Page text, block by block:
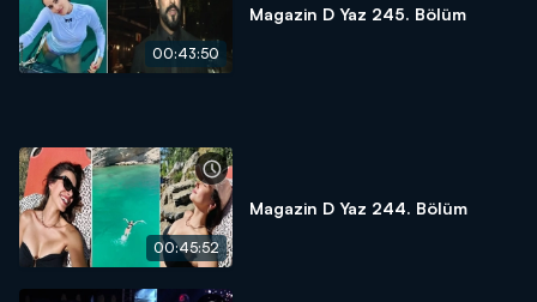
00:43:50
Magazin D Yaz 245. Bölüm
00:45:52
Magazin D Yaz 244. Bölüm